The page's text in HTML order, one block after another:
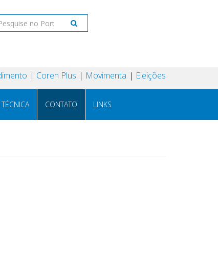
Coren Plus Movimenta Eleições
CONTATO LINKS